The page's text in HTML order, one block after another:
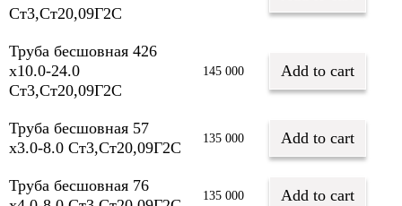
Ст3,Ст20,09Г2С
Труба бесшовная 426
х10.0-24.0
Ст3,Ст20,09Г2С
145 000 Add to cart
Труба бесшовная 57
х3.0-8.0 Ст3,Ст20,09Г2С
135 000 Add to cart
Труба бесшовная 76
135 000 Add to cart